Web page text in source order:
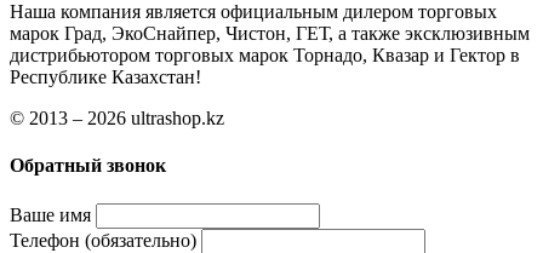
Наша компания является официальным дилером торговых
марок Град, ЭкоСнайпер, Чистон, ГЕТ, а также эксклюзивным
дистрибьютором торговых марок Торнадо, Квазар и Гектор в
Республике Казахстан!
© 2013 – 2026 ultrashop.kz
Обратный звонок
Ваше имя
Телефон (обязательно)